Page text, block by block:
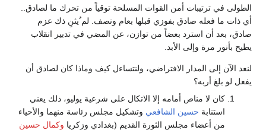
الطولى في ترتيبات أمن القوات المسلحة توقياً من تحرك ما لصادق..
أي ذات ما فعله صادق بفوزي قبلها بعام ونصف. لم ُيثنِ ذك عزم
صادق، بعد أن استرد بعضاً من توازن، عن المضي في تدبير انقلاب
يطيح بأنور مرة وإلى الأبد.
لنعد الآن إلى المدار الافتراضي، ولنتساءل كيف وماذا كان لصادق أن
يفعل لو بلغ أربه؟
كان لا مناص أمامه إلا الاتكال على شرعية يوليو، ذلك يعني
استنابة حسين الشافعي وتشكيل مجلس رئاسة منهما والأحياء
من أعضاء مجلس الثورة القديم (بغدادي وزكريا وكمال حسين